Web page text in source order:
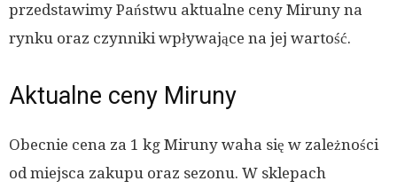
przedstawimy Państwu aktualne ceny Miruny na
rynku oraz czynniki wpływające na jej wartość.
Aktualne ceny Miruny
Obecnie cena za 1 kg Miruny waha się w zależności
od miejsca zakupu oraz sezonu. W sklepach